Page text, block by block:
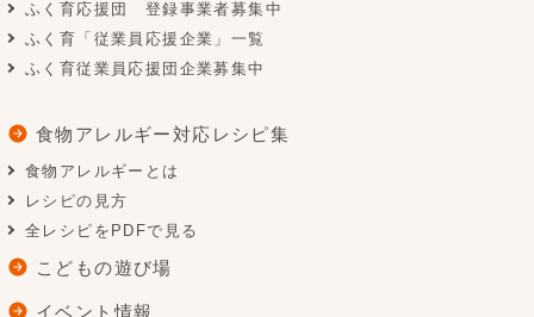
ふく育応援団 登録事業者募集中
ふく育「従業員応援企業」一覧
ふく育従業員応援団企業募集中
食物アレルギー対応レシピ集
食物アレルギーとは
レシピの見方
全レシピをPDFで見る
こどもの遊び場
イベント情報